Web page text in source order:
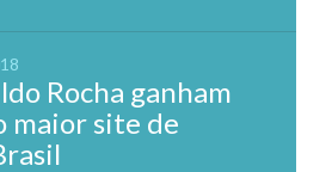
Rocha ganham
maior site de